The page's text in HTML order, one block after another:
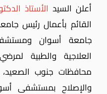
أعلن السيد الأستاذ
القائم بأعمال رئيس
جامعة أسوان
العلاجية والطبية
محافظات جنوب
والإصلاح بمستشفى